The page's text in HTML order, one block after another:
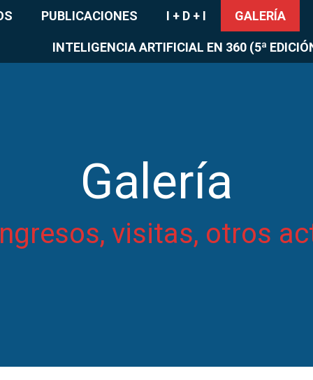
PUBLICACIONES I + D + I GALERÍA
INTELIGENCIA ARTIFICIAL EN 360 (5ª
Galería
visitas, otros